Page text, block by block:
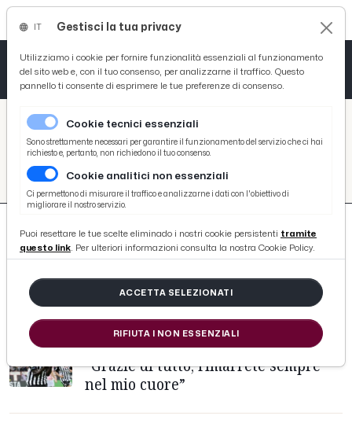
/ Picenotime
/ #bright-addae
#BRIGHT-ADDAE
28 ARTICOLI
Ascoli Calcio, Addae scrive ai tifosi:
“Grazie di tutto, rimarrete sempre
nel mio cuore”
Gestisci la tua privacy
Utilizziamo i cookie per fornire funzionalità essenziali al funzionamento
del sito web e, con il tuo consenso, per analizzarne il traffico. Questo
pannello ti consente di esprimere le tue preferenze di consenso.
Cookie tecnici essenziali
Sono strettamente necessari per garantire il funzionamento del servizio che ci hai
richiesto e, pertanto, non richiedono il tuo consenso.
Cookie analitici non essenziali
Ci permettono di misurare il traffico e analizzarne i dati con l'obiettivo di
migliorare il nostro servizio.
Puoi resettare le tue scelte eliminado i nostri cookie persistenti tramite
questo link. Per ulteriori informazioni consulta la nostra Cookie Policy.
ACCETTA SELEZIONATI
RIFIUTA I NON ESSENZIALI
Tutto News
Tutto Sport
Basket
Ciclismo
Tutto Curiosità